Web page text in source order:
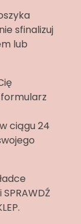
sfinalizuj
lub
ciągu 24